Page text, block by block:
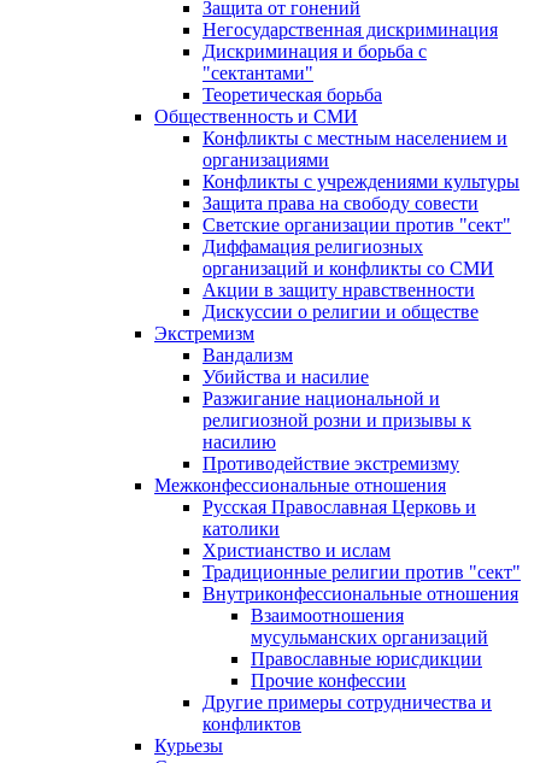
Защита от гонений
Негосударственная дискриминация
Дискриминация и борьба с
"сектантами"
Теоретическая борьба
Общественность и СМИ
Конфликты с местным населением и
организациями
Конфликты с учреждениями культуры
Защита права на свободу совести
Светские организации против "сект"
Диффамация религиозных
организаций и конфликты со СМИ
Акции в защиту нравственности
Дискуссии о религии и обществе
Экстремизм
Вандализм
Убийства и насилие
Разжигание национальной и
религиозной розни и призывы к
насилию
Противодействие экстремизму
Межконфессиональные отношения
Русская Православная Церковь и
католики
Христианство и ислам
Традиционные религии против "сект"
Внутриконфессиональные отношения
Взаимоотношения
мусульманских организаций
Православные юрисдикции
Прочие конфессии
Другие примеры сотрудничества и
конфликтов
Курьезы